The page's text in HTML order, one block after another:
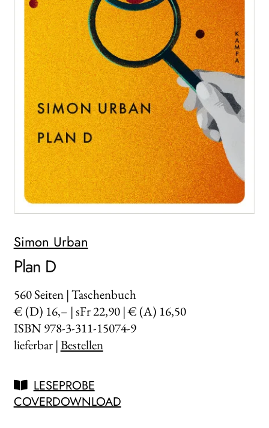
WEITERE VERLAGE
Search:
Simon Urban
Plan D
560Seiten | Taschenbuch
€ (D) 16,– | sFr 22,90 | € (A) 16,50
ISBN 978-3-311-15074-9
lieferbar |Bestellen
LESEPROBE
COVERDOWNLOAD